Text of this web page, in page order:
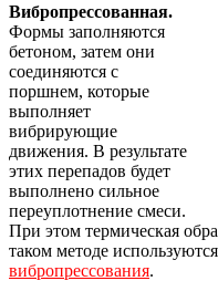
Вибропрессованная.
Формы заполняются
бетоном, затем они
соединяются с
поршнем, которые
выполняет
вибрирующие
движения. В результате
этих перепадов будет
выполнено сильное
переуплотнение смеси.
При этом термическая
таком методе используются
вибропрессования.